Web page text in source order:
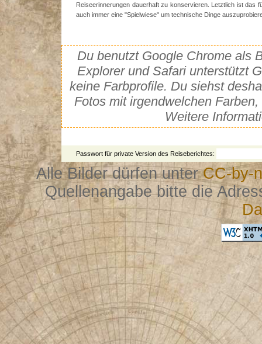
Reiseerinnerungen dauerhaft zu konservieren. Letztlich ist das
auch immer eine "Spielwiese" um technische Dinge
Du benutzt Google Chrome als
Explorer und Safari unterstützt
keine Farbprofile. Du siehst
Fotos mit irgendwelchen
Weitere
Passwort für private Version des Reiseberichtes:
Alle Bilder dürfen unterCC-by-
Quellenangabe bitte die